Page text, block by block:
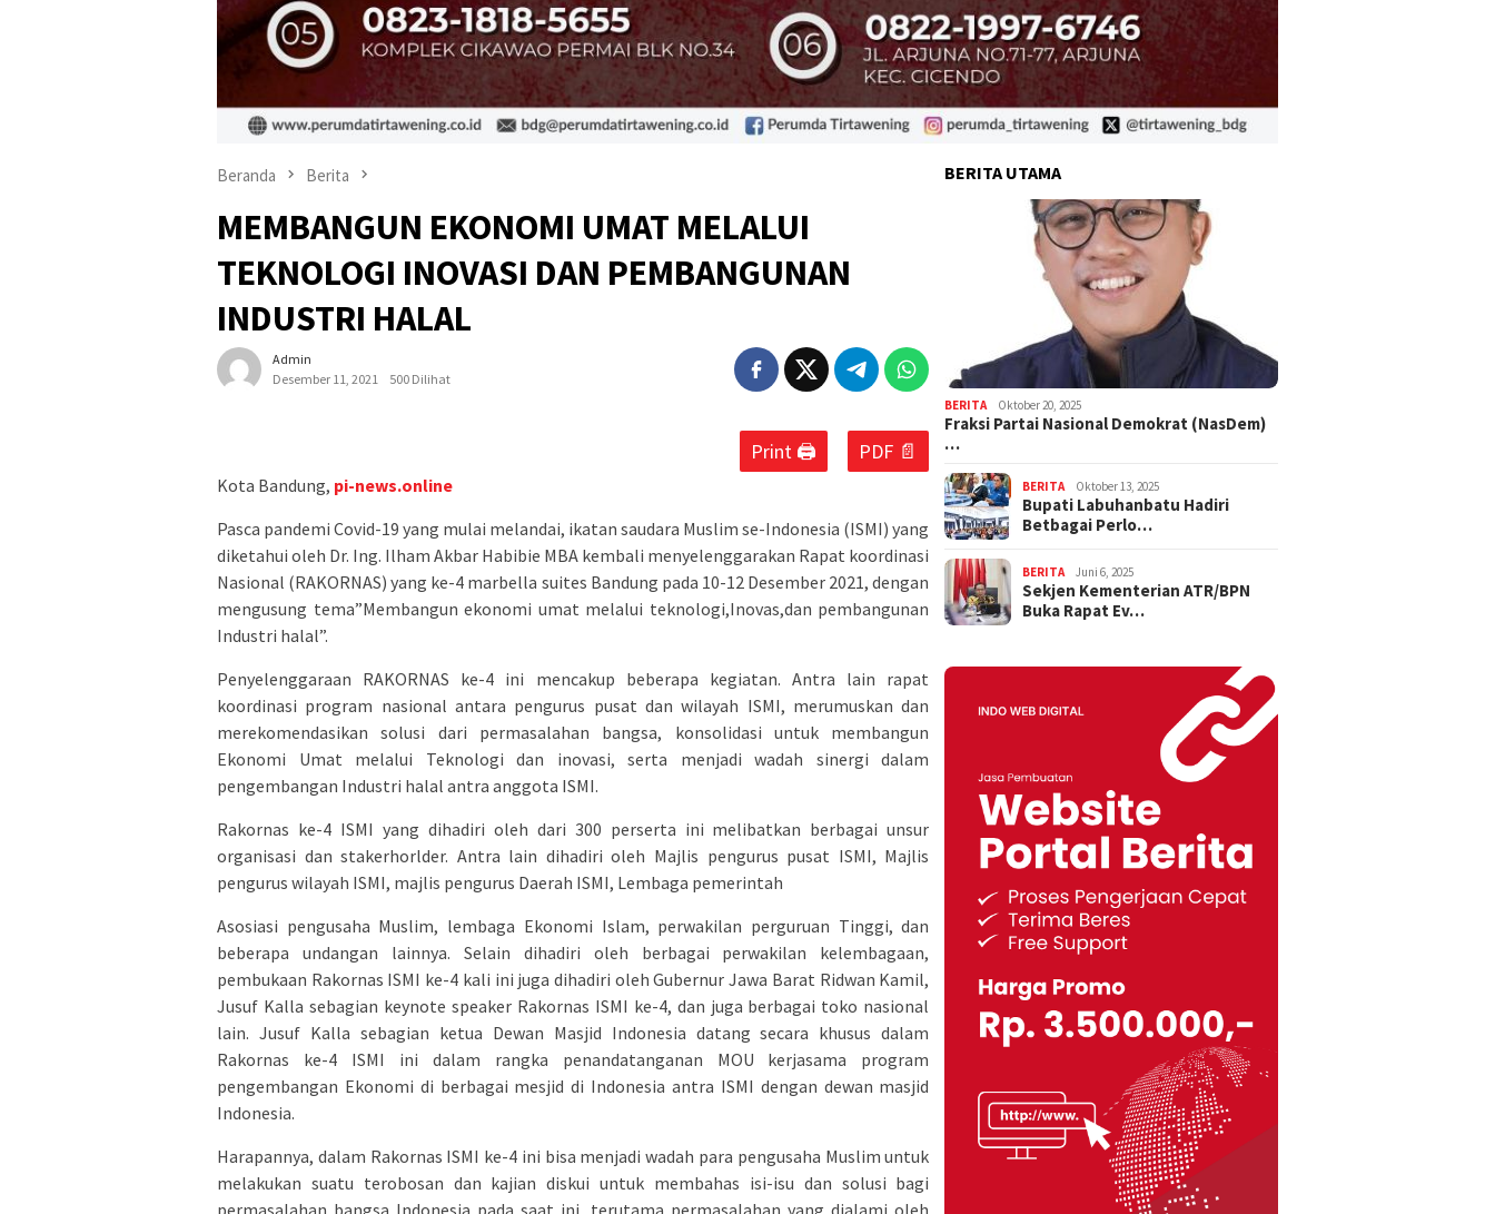
Beranda Berita
MEMBANGUN EKONOMI UMAT MELALUI
TEKNOLOGI INOVASI DAN PEMBANGUNAN
INDUSTRI HALAL
Admin
Desember 11, 2021
500 Dilihat
Print 🖨 PDF 📄
Kota Bandung, pi-news.online
Pasca pandemi Covid-19 yang mulai melandai, ikatan saudara Muslim se-Indonesia (ISMI) yang
diketahui oleh Dr. Ing. Ilham Akbar Habibie MBA kembali menyelenggarakan Rapat koordinasi
Nasional (RAKORNAS) yang ke-4 marbella suites Bandung pada 10-12 Desember 2021, dengan
mengusung tema”Membangun ekonomi umat melalui teknologi,Inovas,dan pembangunan
Industri halal”.
Penyelenggaraan RAKORNAS ke-4 ini mencakup beberapa kegiatan. Antra lain rapat
koordinasi program nasional antara pengurus pusat dan wilayah ISMI, merumuskan dan
merekomendasikan solusi dari permasalahan bangsa, konsolidasi untuk membangun
Ekonomi Umat melalui Teknologi dan inovasi, serta menjadi wadah sinergi dalam
pengembangan Industri halal antra anggota ISMI.
Rakornas ke-4 ISMI yang dihadiri oleh dari 300 perserta ini melibatkan berbagai unsur
organisasi dan stakerhorlder. Antra lain dihadiri oleh Majlis pengurus pusat ISMI, Majlis
pengurus wilayah ISMI, majlis pengurus Daerah ISMI, Lembaga pemerintah
Asosiasi pengusaha Muslim, lembaga Ekonomi Islam, perwakilan perguruan Tinggi, dan
beberapa undangan lainnya. Selain dihadiri oleh berbagai perwakilan kelembagaan,
pembukaan Rakornas ISMI ke-4 kali ini juga dihadiri oleh Gubernur Jawa Barat Ridwan Kamil,
Jusuf Kalla sebagian keynote speaker Rakornas ISMI ke-4, dan juga berbagai toko nasional
lain. Jusuf Kalla sebagian ketua Dewan Masjid Indonesia datang secara khusus dalam
Rakornas ke-4 ISMI ini dalam rangka penandatanganan MOU kerjasama program
pengembangan Ekonomi di berbagai mesjid di Indonesia antra ISMI dengan dewan masjid
Indonesia.
Harapannya, dalam Rakornas ISMI ke-4 ini bisa menjadi wadah para pengusaha Muslim untuk
melakukan suatu terobosan dan kajian diskui untuk membahas isi-isu dan solusi bagi
BERITA UTAMA
BERITA Oktober 20, 2025
Fraksi Partai Nasional Demokrat (NasDem)
…
BERITA Oktober 13, 2025
Bupati Labuhanbatu Hadiri
Betbagai Perlo…
BERITA Juni 6, 2025
Sekjen Kementerian ATR/BPN
Buka Rapat Ev…